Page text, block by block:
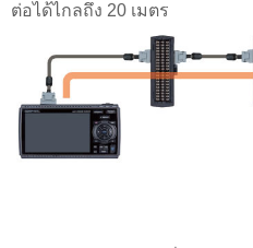
ต่อได้ไกลถึง 20 เมตร